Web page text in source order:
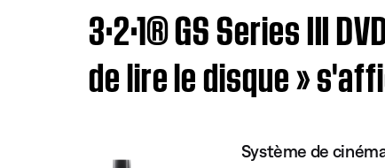
3·2·1® GS Series III
de lire le disque »
Système de cinéma